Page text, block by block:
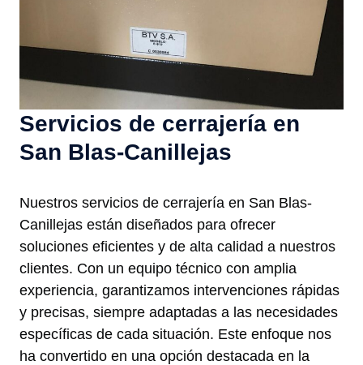
Servicios de cerrajería en
San Blas-Canillejas
Nuestros servicios de cerrajería en San Blas-
Canillejas están diseñados para ofrecer
soluciones eficientes y de alta calidad a nuestros
clientes. Con un equipo técnico con amplia
experiencia, garantizamos intervenciones rápidas
y precisas, siempre adaptadas a las necesidades
específicas de cada situación. Este enfoque nos
ha convertido en una opción destacada en la